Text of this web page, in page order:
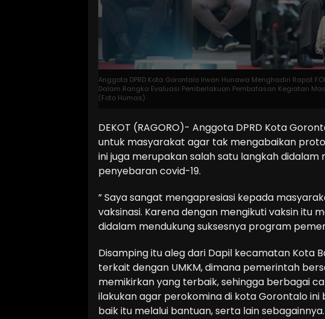
Anggota DPRD Kota Gorontalo Irwan Hunawa Menghadiri Rapat
Dalam Rangka Evaluasi Pemberlakuan Pembatasan Kegiatan
(Foto Humas)
DEKOT (RAGORO)- Anggota DPRD Kota
untuk masyarakat agar tak mengabaikan
ini juga merupakan salah satu langkah
penyebaran covid-19.
” Saya sangat mengapresiasi kepada
vaksinasi. Karena dengan mengikuti vaksin itu
didalam mendukung suksesnya program
Disamping itu aleg dari Dapil kecamatan Kota
terkait dengan UMKM, dimana pemerintah
memikirkan yang terbaik, sehingga berbagai
ilakukan agar perokomina di kota Gorontalo
baik itu melalui bantuan, serta lain sebagainnya.